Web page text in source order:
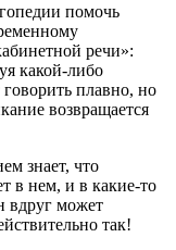
помочь
речи»:
какой-либо
плавно, но
возвращается
знает, что
в нем, и в какие-то
вдруг может
так!